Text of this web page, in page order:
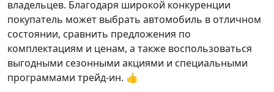
владельцев. Благодаря широкой конкуренции
покупатель может выбрать автомобиль в отличном
состоянии, сравнить предложения по
комплектациям и ценам, а также воспользоваться
выгодными сезонными акциями и специальными
программами трейд-ин. 👍